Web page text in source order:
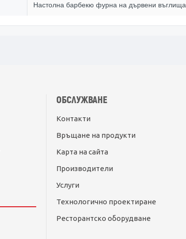
Настолна барбекю фурна на дървени въглища
ОБСЛУЖВАНЕ
Контакти
Връщане на продукти
Карта на сайта
Производители
Услуги
Технологично проектиране
Ресторантско оборудване